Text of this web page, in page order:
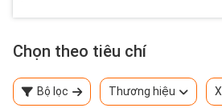
Chọn theo tiêu chí
Bộ lọc Thương hiệu